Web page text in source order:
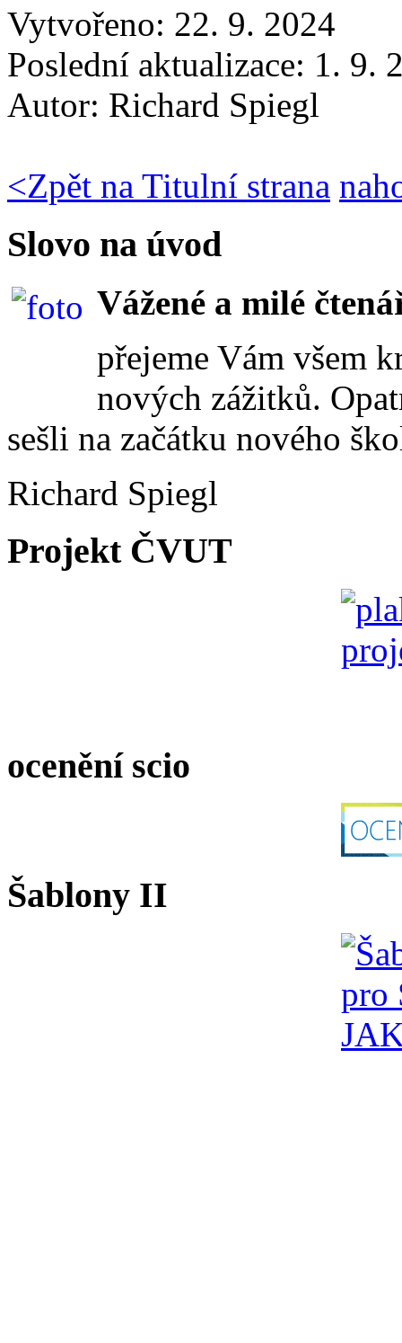
Vytvořeno: 22. 9. 2024
Poslední aktualizace: 1. 9.
Autor: Richard Spiegl
<Zpět na Titulní strana
Slovo na úvod
Vážené a milé
přejeme Vám všem
nových zážitků.
sešli na začátku nového
Richard Spiegl
Projekt ČVUT
ocenění scio
Šablony II